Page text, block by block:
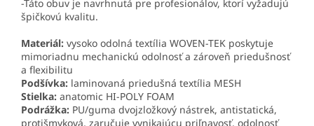
-Táto obuv je navrhnutá pre profesionálov, ktorí vyžadujú
špičkovú kvalitu.
Materiál: vysoko odolná textília WOVEN-TEK poskytuje
mimoriadnu mechanickú odolnosť a zároveň priedušnosť
a flexibilitu
Podšívka: laminovaná priedušná textília MESH
Stielka: anatomic HI-POLY FOAM
Podrážka: PU/guma dvojzložkový nástrek, antistatická,
protišmyková, zaručuje vynikajúcu priľnavosť, odolnosť